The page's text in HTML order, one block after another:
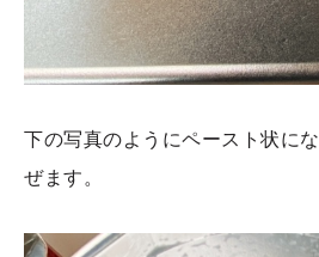
下の写真のようにペースト状に
ぜます。